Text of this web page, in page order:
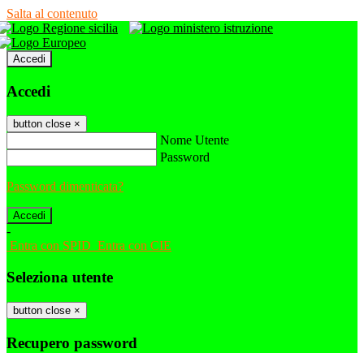
Salta al contenuto
Accedi
Accedi
button close ×
Nome Utente
Password
Password dimenticata?
-
Entra con SPID Entra con CIE
Seleziona utente
button close ×
Recupero password